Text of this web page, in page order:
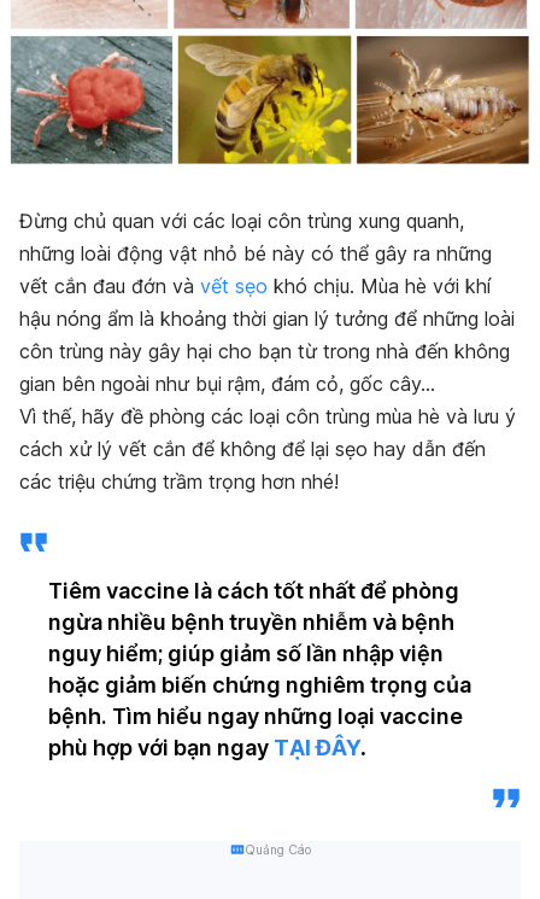
Đừng chủ quan với các loại côn trùng xung quanh,
những loài động vật nhỏ bé này có thể gây ra những
vết cắn đau đớn và vết sẹo khó chịu. Mùa hè với khí
hậu nóng ẩm là khoảng thời gian lý tưởng để những loài
côn trùng này gây hại cho bạn từ trong nhà đến không
gian bên ngoài như bụi rậm, đám cỏ, gốc cây…
Vì thế, hãy đề phòng các loại côn trùng mùa hè và lưu ý
cách xử lý vết cắn để không để lại sẹo hay dẫn đến
các triệu chứng trầm trọng hơn nhé!
Tiêm vaccine là cách tốt nhất để phòng
ngừa nhiều bệnh truyền nhiễm và bệnh
nguy hiểm; giúp giảm số lần nhập viện
hoặc giảm biến chứng nghiêm trọng của
bệnh. Tìm hiểu ngay những loại vaccine
phù hợp với bạn ngay TẠI ĐÂY.
Quảng Cáo